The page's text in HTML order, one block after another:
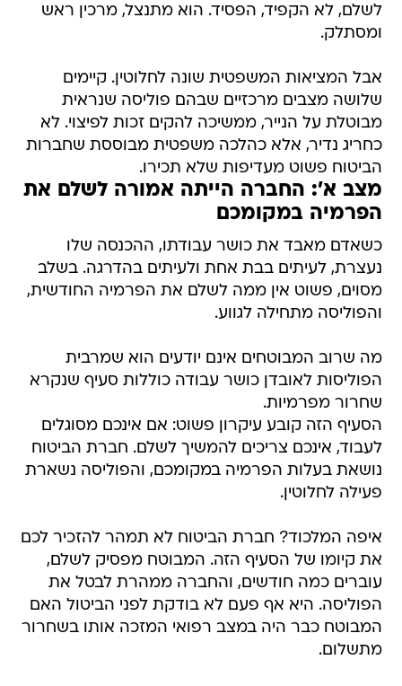
לשלם, לא הקפיד, הפסיד. הוא מתנצל, מרכין ראש
ומסתלק.
אבל המציאות המשפטית שונה לחלוטין. קיימים
שלושה מצבים מרכזיים שבהם פוליסה שנראית
מבוטלת על הנייר, ממשיכה להקים זכות לפיצוי. לא
כחריג נדיר, אלא כהלכה משפטית מבוססת שחברות
הביטוח פשוט מעדיפות שלא תכירו.
מצב א': החברה הייתה אמורה לשלם את
הפרמיה במקומכם
כשאדם מאבד את כושר עבודתו, ההכנסה שלו
נעצרת, לעיתים בבת אחת ולעיתים בהדרגה. בשלב
מסוים, פשוט אין ממה לשלם את הפרמיה החודשית,
והפוליסה מתחילה לגווע.
מה שרוב המבוטחים אינם יודעים הוא שמרבית
הפוליסות לאובדן כושר עבודה כוללות סעיף שנקרא
שחרור מפרמיות.
הסעיף הזה קובע עיקרון פשוט: אם אינכם מסוגלים
לעבוד, אינכם צריכים להמשיך לשלם. חברת הביטוח
נושאת בעלות הפרמיה במקומכם, והפוליסה נשארת
פעילה לחלוטין.
איפה המלכוד? חברת הביטוח לא תמהר להזכיר לכם
את קיומו של הסעיף הזה. המבוטח מפסיק לשלם,
עוברים כמה חודשים, והחברה ממהרת לבטל את
הפוליסה. היא אף פעם לא בודקת לפני הביטול האם
המבוטח כבר היה במצב רפואי המזכה אותו בשחרור
מתשלום.